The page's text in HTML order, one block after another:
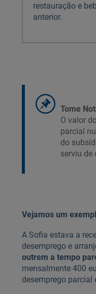
restauração e
anterior.
Tome
O valor
parcial
do
serviu de
Vejamos um
A Sofia estava a
desemprego e
outrem a tempo
mensalmente 400
desemprego